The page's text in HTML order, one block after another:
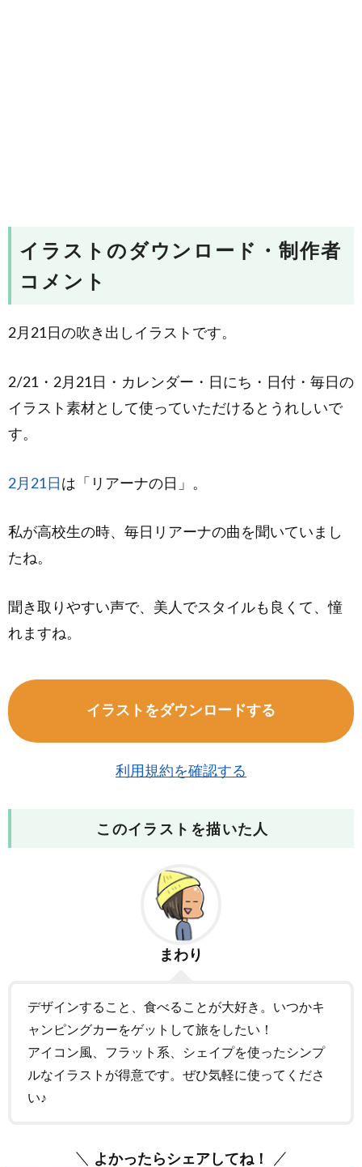
イラストのダウンロード・制作者
コメント
2月21日の吹き出しイラストです。
2/21・2月21日・カレンダー・日にち・日付・毎日の
イラスト素材として使っていただけるとうれしいで
す。
2月21日 は「リアーナの日」。
私が高校生の時、毎日リアーナの曲を聞いていまし
たね。
聞き取りやすい声で、美人でスタイルも良くて、憧
れますね。
イラストをダウンロードする
利用規約を確認する
このイラストを描いた人
まわり
デザインすること、食べることが大好き。いつかキ
ャンピングカーをゲットして旅をしたい！
アイコン風、フラット系、シェイプを使ったシンプ
ルなイラストが得意です。ぜひ気軽に使ってくださ
い♪
よかったらシェアしてね！